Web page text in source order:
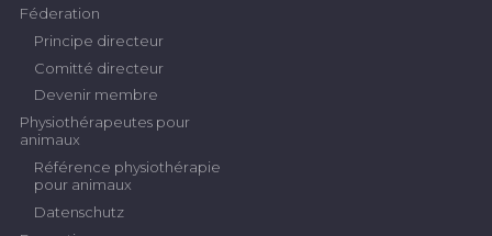
Féderation
Principe directeur
Comitté directeur
Devenir membre
Physiothérapeutes pour
animaux
Référence physiothérapie
pour animaux
Datenschutz